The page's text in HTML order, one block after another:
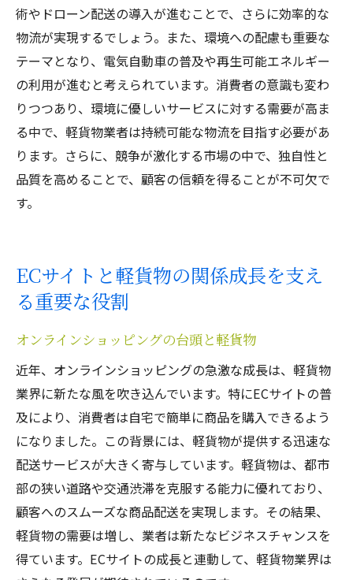
術やドローン配送の導入が進むことで、さらに効率的な
物流が実現するでしょう。また、環境への配慮も重要な
テーマとなり、電気自動車の普及や再生可能エネルギー
の利用が進むと考えられています。消費者の意識も変わ
りつつあり、環境に優しいサービスに対する需要が高ま
る中で、軽貨物業者は持続可能な物流を目指す必要があ
ります。さらに、競争が激化する市場の中で、独自性と
品質を高めることで、顧客の信頼を得ることが不可欠で
す。
ECサイトと軽貨物の関係成長を支え
る重要な役割
オンラインショッピングの台頭と軽貨物
近年、オンラインショッピングの急激な成長は、軽貨物
業界に新たな風を吹き込んでいます。特にECサイトの普
及により、消費者は自宅で簡単に商品を購入できるよう
になりました。この背景には、軽貨物が提供する迅速な
配送サービスが大きく寄与しています。軽貨物は、都市
部の狭い道路や交通渋滞を克服する能力に優れており、
顧客へのスムーズな商品配送を実現します。その結果、
軽貨物の需要は増し、業者は新たなビジネスチャンスを
得ています。ECサイトの成長と連動して、軽貨物業界は